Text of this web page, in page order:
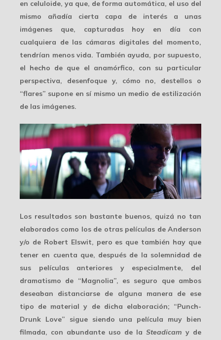
en celuloide, ya que, de forma automática, el uso del
mismo añadía cierta capa de interés a unas
imágenes que, capturadas hoy en día con
cualquiera de las cámaras digitales del momento,
tendrían menos vida. También ayuda, por supuesto,
el hecho de que el anamórfico, con su particular
perspectiva, desenfoque y, cómo no, destellos o
“flares” supone en sí mismo un medio de estilización
de las imágenes.
Los resultados son bastante buenos, quizá no tan
elaborados como los de otras películas de Anderson
y/o de Robert Elswit, pero es que también hay que
tener en cuenta que, después de la solemnidad de
sus películas anteriores y especialmente, del
dramatismo de “Magnolia”, es seguro que ambos
deseaban distanciarse de alguna manera de ese
tipo de material y de dicha elaboración; “Punch-
Drunk Love” sigue siendo una película muy bien
filmada, con abundante uso de la Steadicam y de